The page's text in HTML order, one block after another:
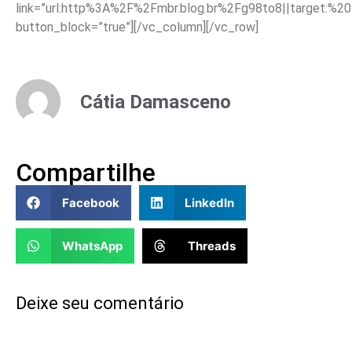
button_block=”true”][/vc_column][/vc_row]
Cátia Damasceno
Compartilhe
Facebook LinkedIn
WhatsApp Threads
Deixe seu comentário